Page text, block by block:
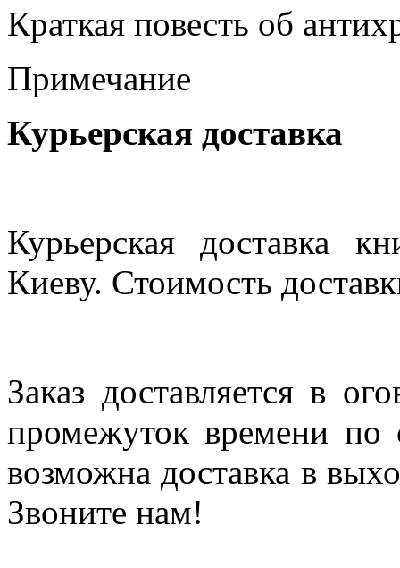
Краткая повесть об
Примечание
Курьерская доставка
Курьерская доставка
Киеву. Стоимость
Заказ доставляется в
промежуток времени по
возможна доставка в
Звоните нам!